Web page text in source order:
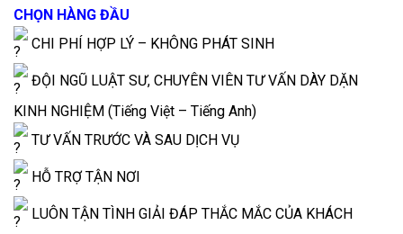
CHỌN HÀNG ĐẦU
CHI PHÍ HỢP LÝ – KHÔNG PHÁT SINH
ĐỘI NGŨ LUẬT SƯ, CHUYÊN VIÊN TƯ VẤN DÀY DẶN
KINH NGHIỆM (Tiếng Việt – Tiếng Anh)
TƯ VẤN TRƯỚC VÀ SAU DỊCH VỤ
HỖ TRỢ TẬN NƠI
LUÔN TẬN TÌNH GIẢI ĐÁP THẮC MẮC CỦA KHÁCH